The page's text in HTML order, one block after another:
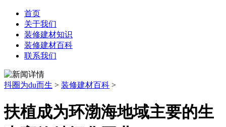
首页
关于我们
装修建材知识
装修建材百科
联系我们
抖圈为du而生 > 装修建材百科 >
扶植成为环渤海地域主要的生